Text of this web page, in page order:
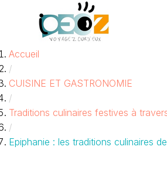
contenu
Accueil
/
CUISINE ET GASTRONOMIE
/
Traditions culinaires festives à
/
Epiphanie : les traditions culinaires